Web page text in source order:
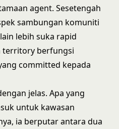
agent. Sesetengah
sambungan komuniti
lebih suka rapid
territory berfungsi
committed kepada
jelas. Apa yang
untuk kawasan
ia berputar antara dua